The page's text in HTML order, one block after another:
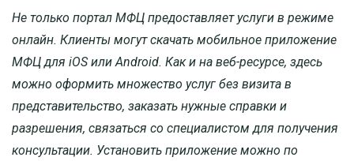
Не только портал МФЦ предоставляет услуги в режиме
онлайн. Клиенты могут скачать мобильное приложение
МФЦ для iOS или Android. Как и на веб-ресурсе, здесь
можно оформить множество услуг без визита в
представительство, заказать нужные справки и
разрешения, связаться со специалистом для получения
консультации. Установить приложение можно по